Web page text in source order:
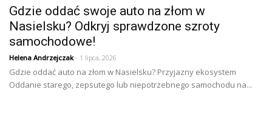
Gdzie oddać swoje auto na złom w
Nasielsku? Odkryj sprawdzone szroty
samochodowe!
Helena Andrzejczak- 1 lipca, 2026
Gdzie oddać auto na złom w Nasielsku? Przyjazny ekosystem
Oddanie starego, zepsutego lub niepotrzebnego samochodu na...